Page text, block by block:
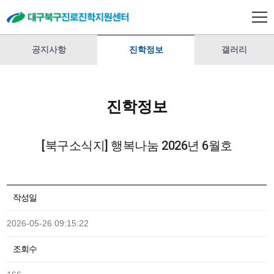
공지사항 진학정보 갤러리
진학정보
[북구소식지] 행복나눔 2026년 6월호
작성일
2026-05-26 09:15:22
조회수